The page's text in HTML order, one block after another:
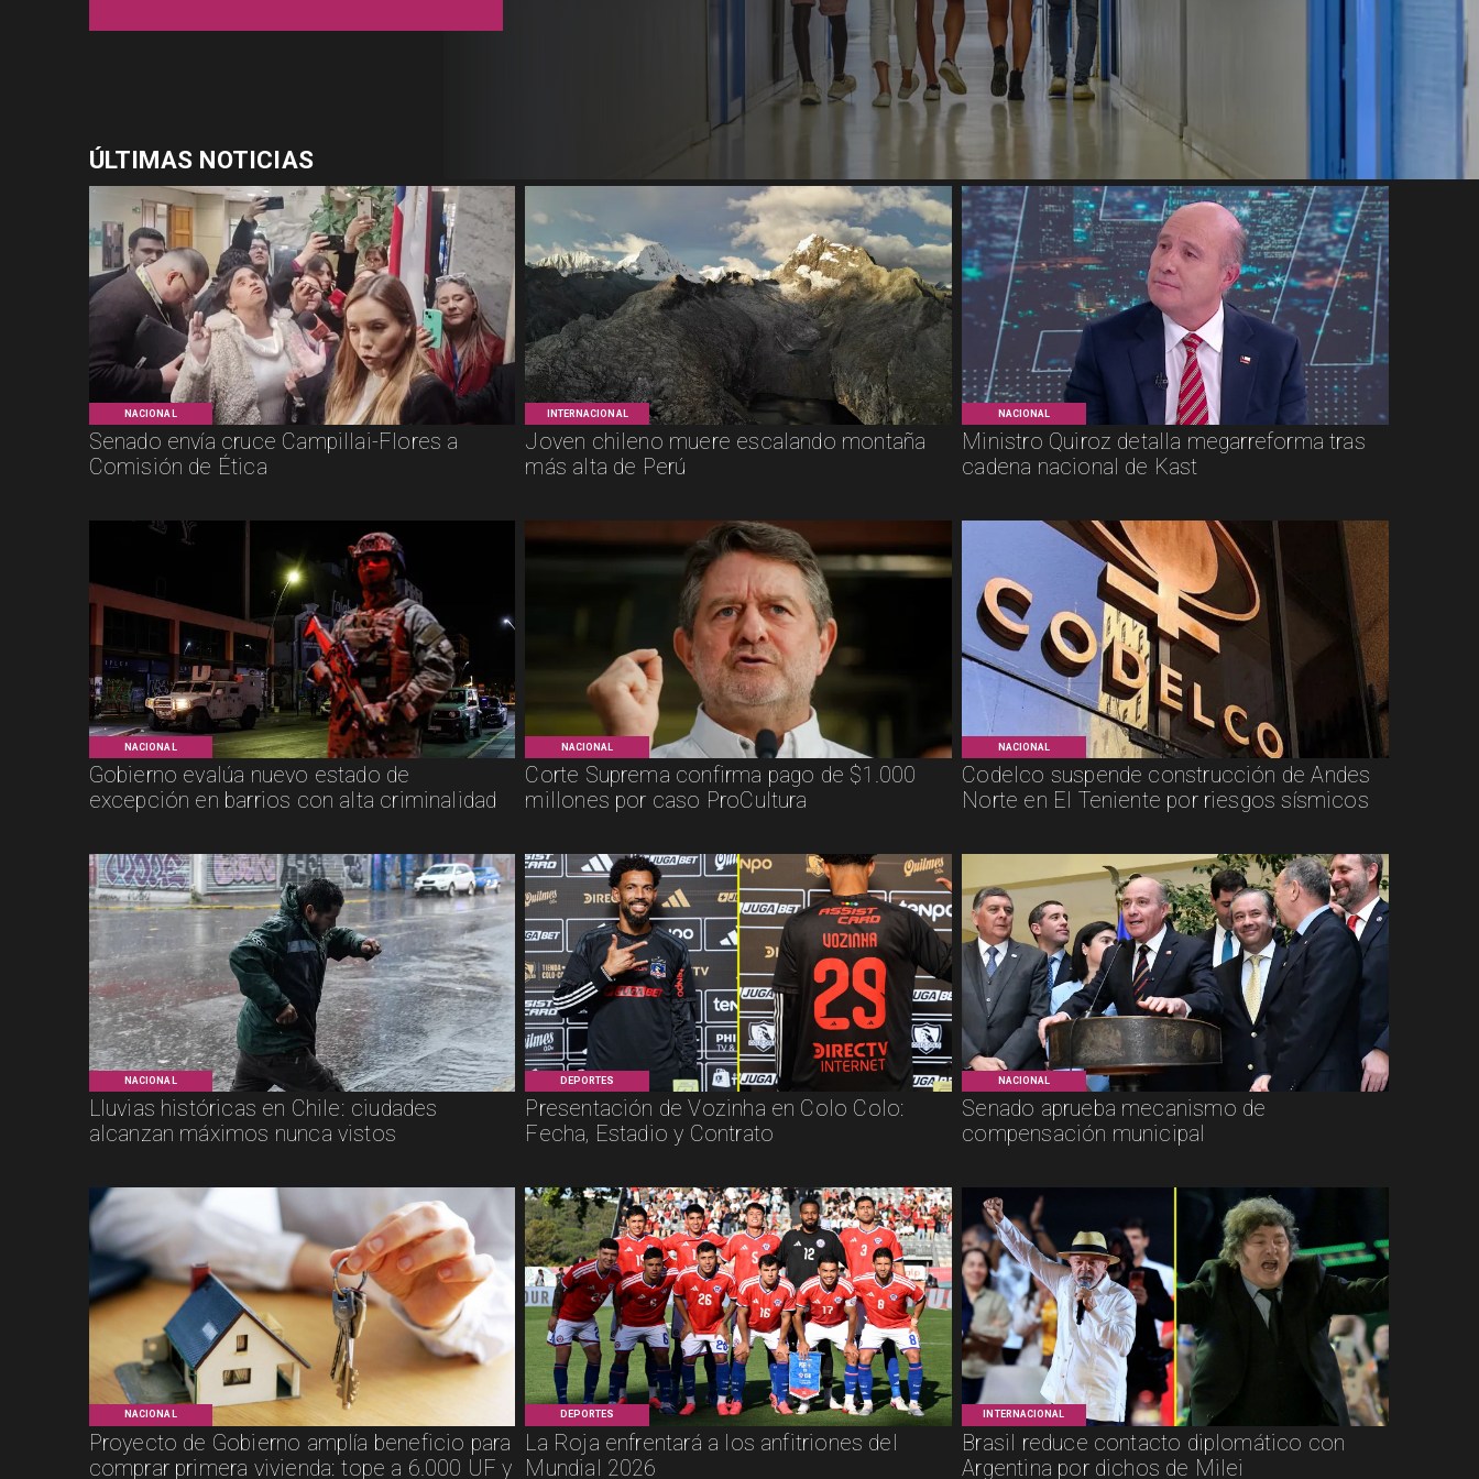
NACIONAL
Senado envía cruce Campillai-Flores a
Comisión de Ética
INTERNACIONAL
Joven chileno muere escalando montaña
más alta de Perú
NACIONAL
Ministro Quiroz detalla megarreforma tras
cadena nacional de Kast
NACIONAL
Gobierno evalúa nuevo estado de
excepción en barrios con alta criminalidad
NACIONAL
Corte Suprema confirma pago de $1.000
millones por caso ProCultura
NACIONAL
Codelco suspende construcción de Andes
Norte en El Teniente por riesgos sísmicos
NACIONAL
Lluvias históricas en Chile: ciudades
alcanzan máximos nunca vistos
DEPORTES
Presentación de Vozinha en Colo Colo:
Fecha, Estadio y Contrato
NACIONAL
Senado aprueba mecanismo de
compensación municipal
NACIONAL
Proyecto de Gobierno amplía beneficio para
comprar primera vivienda: tope a 6.000 UF y
DEPORTES
La Roja enfrentará a los anfitriones del
Mundial 2026
INTERNACIONAL
Brasil reduce contacto diplomático con
Argentina por dichos de Milei
ÚLTIMAS NOTICIAS